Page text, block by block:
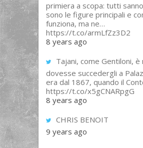
primiera a scopa: tutti
sono le figure principali e
funziona, ma ne…
https://t.co/armLfZz3D2
8 years ago
Tajani, come Gentiloni, è
dovesse succedergli a
era dal 1867, quando il
https://t.co/x5gCNARpgG
8 years ago
CHRIS BENOIT
9 years ago